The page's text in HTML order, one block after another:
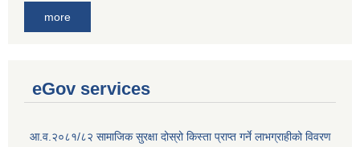
more
eGov services
आ.व.२०८१/८२ सामाजिक सुरक्षा दोस्रो किस्ता प्राप्त गर्ने लाभग्राहीको विवरण